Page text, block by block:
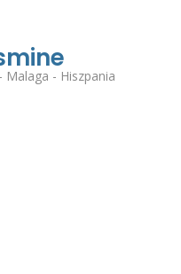
Malaga - Hiszpania